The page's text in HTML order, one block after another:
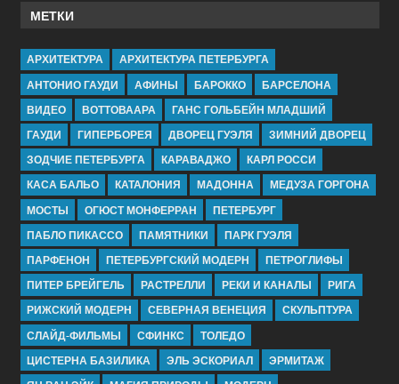
МЕТКИ
АРХИТЕКТУРА
АРХИТЕКТУРА ПЕТЕРБУРГА
АНТОНИО ГАУДИ
АФИНЫ БАРОККО
БАРСЕЛОНА
ВИДЕО
ВОТТОВААРА
ГАНС ГОЛЬБЕЙН МЛАДШИЙ
ГАУДИ
ГИПЕРБОРЕЯ ДВОРЕЦ ГУЭЛЯ
ЗИМНИЙ ДВОРЕЦ
ЗОДЧИЕ ПЕТЕРБУРГА
КАРАВАДЖО
КАРЛ РОССИ
КАСА БАЛЬО
КАТАЛОНИЯ МАДОННА
МЕДУЗА ГОРГОНА
МОСТЫ
ОГЮСТ МОНФЕРРАН
ПЕТЕРБУРГ
ПАБЛО ПИКАССО
ПАМЯТНИКИ
ПАРК ГУЭЛЯ
ПАРФЕНОН
ПЕТЕРБУРГСКИЙ МОДЕРН
ПЕТРОГЛИФЫ
ПИТЕР БРЕЙГЕЛЬ
РАСТРЕЛЛИ РЕКИ И КАНАЛЫ
РИГА
РИЖСКИЙ МОДЕРН
СЕВЕРНАЯ ВЕНЕЦИЯ
СКУЛЬПТУРА
СЛАЙД-ФИЛЬМЫ
СФИНКС
ТОЛЕДО
ЦИСТЕРНА БАЗИЛИКА
ЭЛЬ ЭСКОРИАЛ
ЭРМИТАЖ